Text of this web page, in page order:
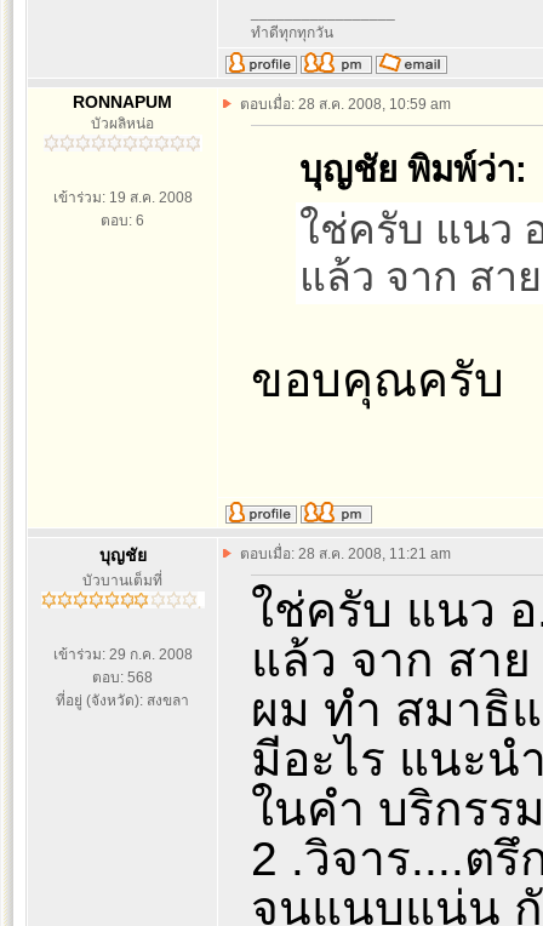
ทำดีทุกทุกวัน
RONNAPUM
บัวผลิหน่อ
เข้าร่วม: 19 ส.ค. 2008
ตอบ: 6
ตอบเมื่อ: 28 ส.ค. 2008, 10:59 am
บุญชัย พิมพ์ว่า:
ใช่ครับ แนว
แล้ว จาก สา
ขอบคุณครับ
บุญชัย
บัวบานเต็มที่
เข้าร่วม: 29 ก.ค. 2008
ตอบ: 568
ที่อยู่ (จังหวัด): สงขลา
ตอบเมื่อ: 28 ส.ค. 2008, 11:21 am
ใช่ครับ แนว
แล้ว จาก สา
ผม ทำ สมาธิ
มีอะไร แนะน
ในคำ บริกรร
2 .วิจาร....ต
จนแนบแน่น